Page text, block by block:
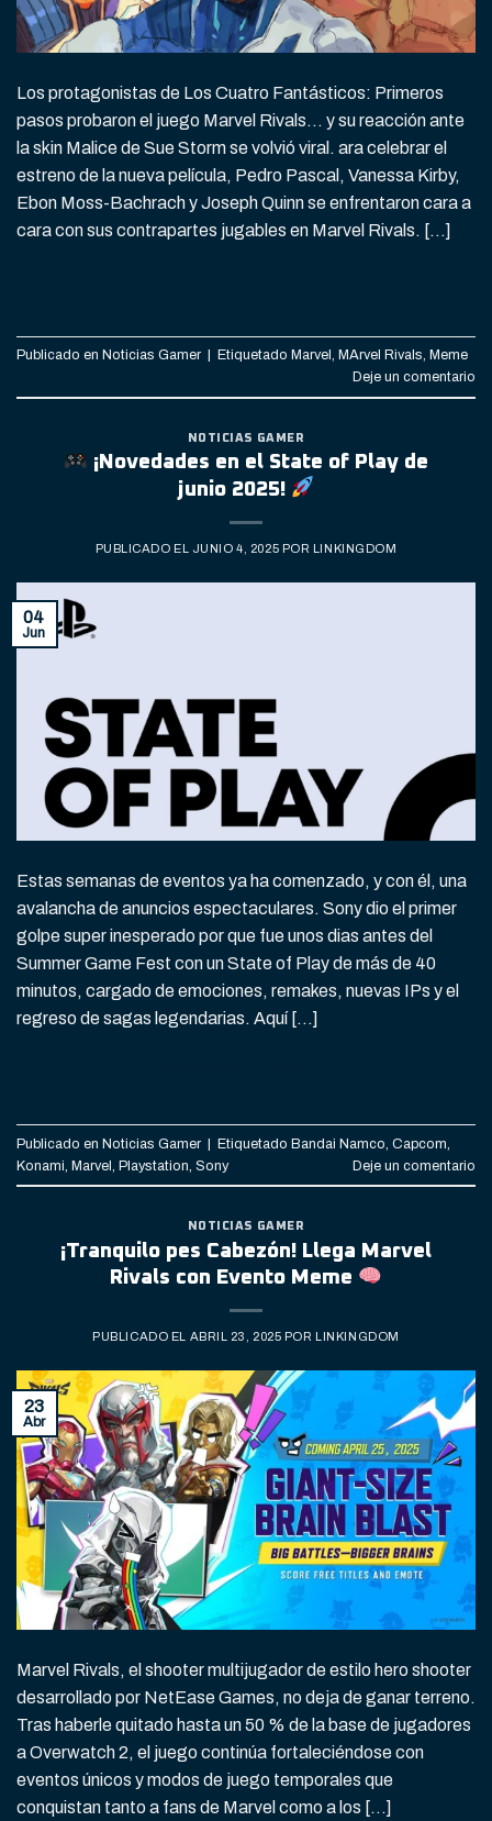
Los protagonistas de Los Cuatro Fantásticos: Primeros
pasos probaron el juego Marvel Rivals… y su reacción ante
la skin Malice de Sue Storm se volvió viral. ara celebrar el
estreno de la nueva película, Pedro Pascal, Vanessa Kirby,
Ebon Moss-Bachrach y Joseph Quinn se enfrentaron cara a
cara con sus contrapartes jugables en Marvel Rivals. […]
Publicado en Noticias Gamer | Etiquetado Marvel, MArvel Rivals, Meme
Deje un comentario
NOTICIAS GAMER
¡Novedades en el State of Play de
junio 2025!
PUBLICADO EL JUNIO 4, 2025 POR LINKINGDOM
04
Jun
Estas semanas de eventos ya ha comenzado, y con él, una
avalancha de anuncios espectaculares. Sony dio el primer
golpe super inesperado por que fue unos dias antes del
Summer Game Fest con un State of Play de más de 40
minutos, cargado de emociones, remakes, nuevas IPs y el
regreso de sagas legendarias. Aquí […]
Publicado en Noticias Gamer | Etiquetado Bandai Namco Capcom
Konami Marvel Playstation Sony Deje un comentario
NOTICIAS GAMER
¡Tranquilo pes Cabezón! Llega Marvel
Rivals con Evento Meme
PUBLICADO EL ABRIL 23, 2025 POR LINKINGDOM
23
Abr
Marvel Rivals, el shooter multijugador de estilo hero shooter
desarrollado por NetEase Games, no deja de ganar terreno.
Tras haberle quitado hasta un 50 % de la base de jugadores
a Overwatch 2, el juego continúa fortaleciéndose con
eventos únicos y modos de juego temporales que
conquistan tanto a fans de Marvel como a los […]